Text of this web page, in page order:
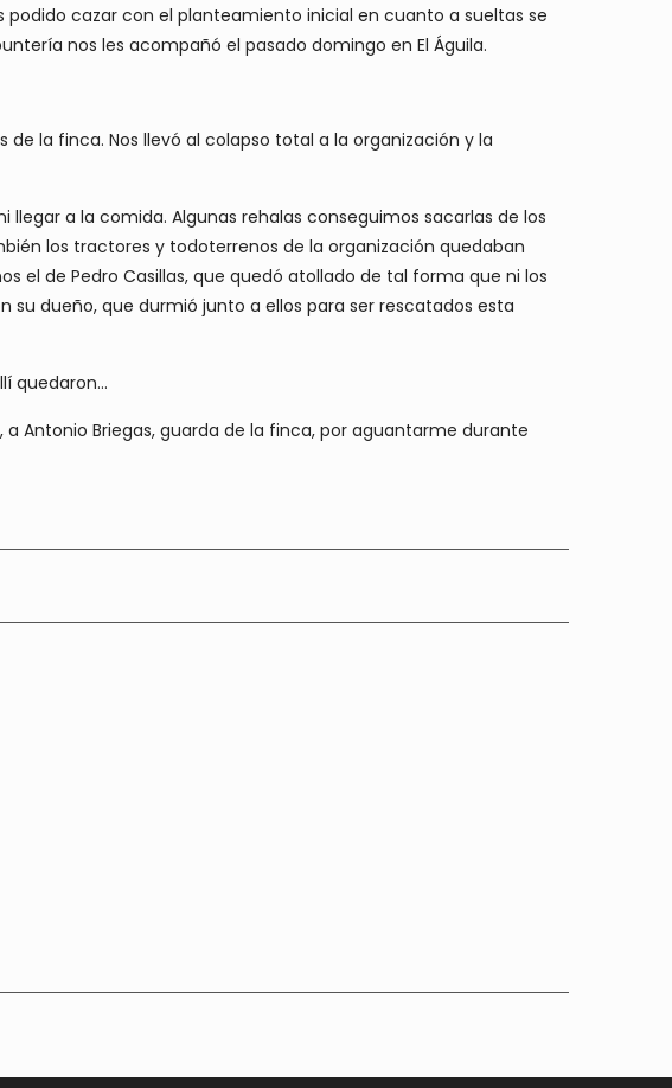
cazar con el planteamiento inicial en cuanto a sueltas se
nos les acompañó el pasado domingo en El Águila.
la finca. Nos llevó al colapso total a la organización y la
a la comida. Algunas rehalas conseguimos sacarlas de los
los tractores y todoterrenos de la organización quedaban
el de Pedro Casillas, que quedó atollado de tal forma que ni los
su dueño, que durmió junto a ellos para ser rescatados esta
quedaron…
Antonio Briegas, guarda de la finca, por aguantarme durante